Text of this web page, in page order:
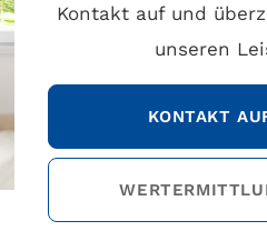
Kontakt auf und
unseren
KONTAKT